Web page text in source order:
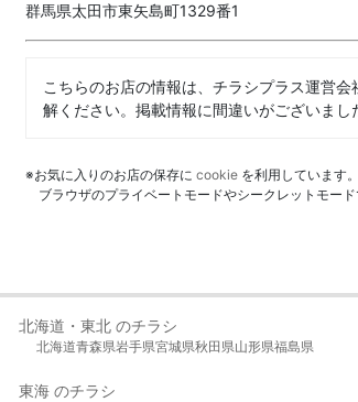
群馬県太田市東矢島町1329番1
こちらのお店の情報は、チラシプラス運営
解ください。掲載情報に間違いがございまし
※お気に入りのお店の保存に cookie を利用しています。
ブラウザのプライベートモードやシークレットモー
北海道・東北 のチラシ
北海道青森県岩手県宮城県秋田県山形県福島県
東海 のチラシ